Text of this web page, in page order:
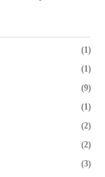
(1)
(1)
(9)
(1)
(2)
(2)
(3)